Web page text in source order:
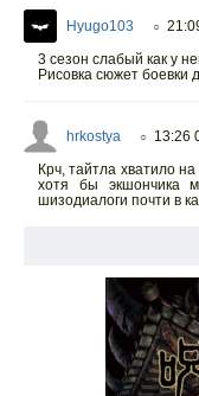
Hyugo103 ○
3 сезон слабый как у
Рисовка сюжет боевки
hrkostya ○ 13:26
Крч, тайтла хватило
хотя бы экшончика
шизодиалоги почти в